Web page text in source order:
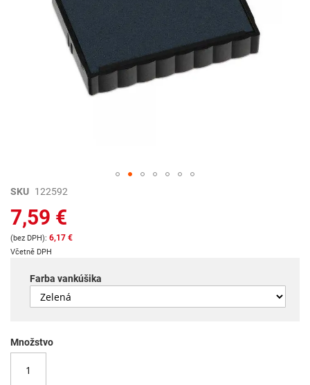
Preskočiť
začiatok
galérie
obrázkov
SKU 122592
7,59 €
6,17 €
Včetně DPH
Farba vankúšika
Množstvo